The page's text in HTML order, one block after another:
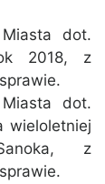
dot.
2018, z
dot.
wieloletniej
z